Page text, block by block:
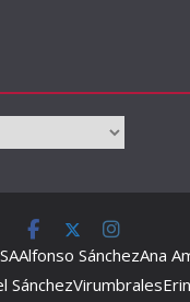
Alfonso SánchezAna
SánchezVirumbralesErin